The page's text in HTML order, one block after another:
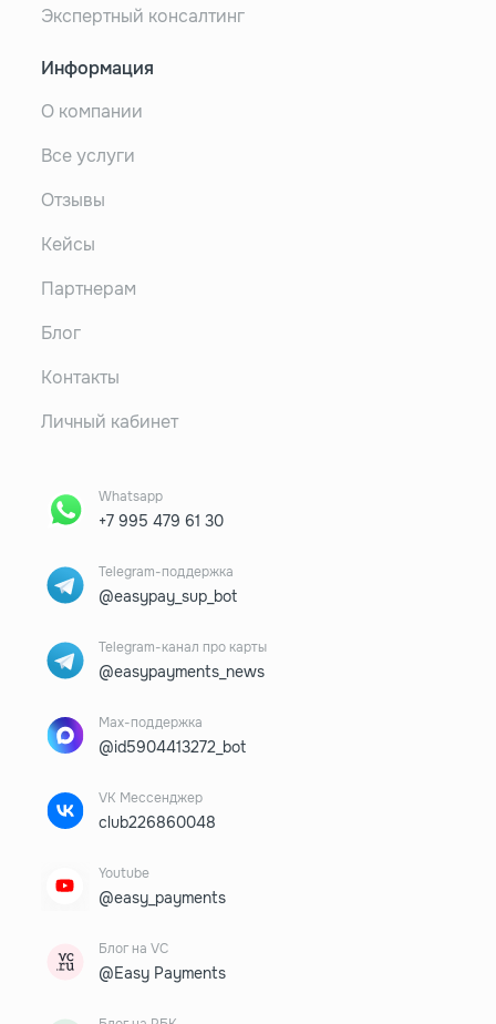
Экспертный консалтинг
Информация
О компании
Все услуги
Отзывы
Кейсы
Партнерам
Блог
Контакты
Личный кабинет
Whatsapp
+7 995 479 61 30
Telegram-поддержка
@easypay_sup_bot
Telegram-канал про карты
@easypayments_news
Max-поддержка
@id5904413272_bot
VK Мессенджер
club226860048
Youtube
@easy_payments
Блог на VC
@Easy Payments